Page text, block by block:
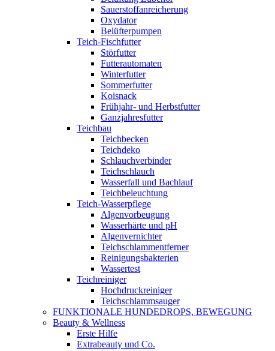
Sauerstoffanreicherung
Oxydator
Belüfterpumpen
Teich-Fischfutter
Störfutter
Futterautomaten
Winterfutter
Sommerfutter
Koisnack
Frühjahr- und Herbstfutter
Ganzjahresfutter
Teichbau
Teichbecken
Teichdeko
Schlauchverbinder
Teichschlauch
Wasserfall und Bachlauf
Teichbeleuchtung
Teich-Wasserpflege
Algenvorbeugung
Wasserhärte und pH
Algenvernichter
Teichschlammentferner
Reinigungsbakterien
Wassertest
Teichreiniger
Hochdruckreiniger
Teichschlammsauger
FUNKTIONALE HUNDEDROPS, BEWEGUNG
Beauty & Wellness
Erste Hilfe
Extrabeauty und Co.